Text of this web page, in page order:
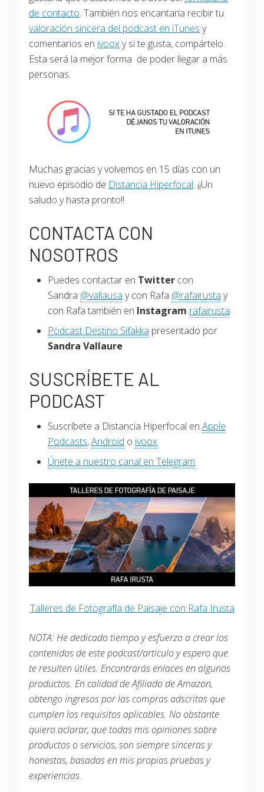
de contacto. También nos encantaría recibir tu
valoración sincera del podcast en iTunes y
comentarios en ivooxy si te gusta, compártelo.
Esta será la mejor forma de poder llegar a más
personas.
Muchas gracias y volvemos en 15 días con un
nuevo episodio de Distancia Hiperfocal. ¡¡Un
saludo y hasta pronto!!
CONTACTA CON
NOSOTROS
Puedes contactar en Twitter con
Sandra @vallausa y con Rafa @rafairusta y
con Rafa también en Instagram rafairusta
Podcast Destino Sifakka presentado por
Sandra Vallaure
SUSCRÍBETE AL
PODCAST
Suscríbete a Distancia Hiperfocal en Apple
Podcasts,Android o ivoox
Únete a nuestro canal en Telegram
Talleres de Fotografía de Paisaje con Rafa Irusta
NOTA: He dedicado tiempo y esfuerzo a crear los
contenidos de este podcast/artículo y espero que
te resulten útiles. Encontrarás enlaces en algunos
productos. En calidad de Afiliado de Amazon,
obtengo ingresos por las compras adscritas que
cumplen los requisitos aplicables. No obstante
quiero aclarar, que todas mis opiniones sobre
productos o servicios, son siempre sinceras y
honestas, basadas en mis propias pruebas y
experiencias.